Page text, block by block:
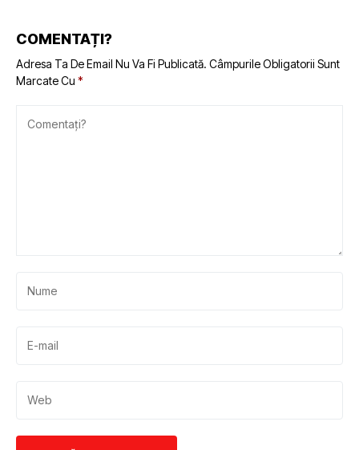
COMENTAȚI?
Adresa Ta De Email Nu Va Fi Publicată. Câmpurile Obligatorii Sunt
Marcate Cu *